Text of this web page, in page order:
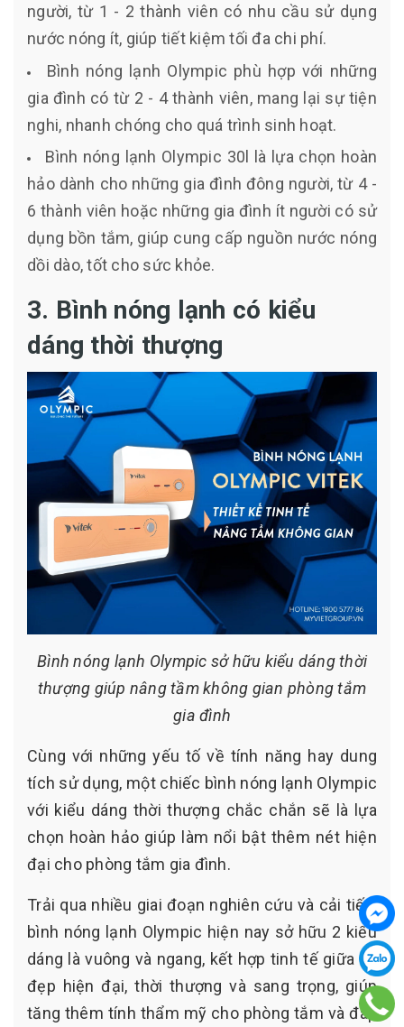
người, từ 1 - 2 thành viên có nhu cầu sử dụng
nước nóng ít, giúp tiết kiệm tối đa chi phí.
Bình nóng lạnh Olympic phù hợp với những
gia đình có từ 2 - 4 thành viên, mang lại sự tiện
nghi, nhanh chóng cho quá trình sinh hoạt.
Bình nóng lạnh Olympic 30l là lựa chọn hoàn
hảo dành cho những gia đình đông người, từ 4 -
6 thành viên hoặc những gia đình ít người có sử
dụng bồn tắm, giúp cung cấp nguồn nước nóng
dồi dào, tốt cho sức khỏe.
3. Bình nóng lạnh có kiểu
dáng thời thượng
Bình nóng lạnh Olympic sở hữu kiểu dáng thời
thượng giúp nâng tầm không gian phòng tắm
gia đình
Cùng với những yếu tố về tính năng hay dung
tích sử dụng, một chiếc bình nóng lạnh Olympic
với kiểu dáng thời thượng chắc chắn sẽ là lựa
chọn hoàn hảo giúp làm nổi bật thêm nét hiện
đại cho phòng tắm gia đình.
Trải qua nhiều giai đoạn nghiên cứu và cải tiến,
bình nóng lạnh Olympic hiện nay sở hữu 2 kiểu
dáng là vuông và ngang, kết hợp tinh tế giữa vẻ
đẹp hiện đại, thời thượng và sang trọng, giúp
tăng thêm tính thẩm mỹ cho phòng tắm và đáp